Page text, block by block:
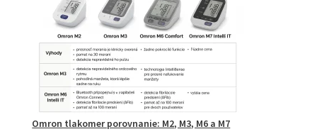
spoľahlivý
pomocník
pre
zdravie
Omron tlakomer porovnanie: M2, M3, M6 a M7